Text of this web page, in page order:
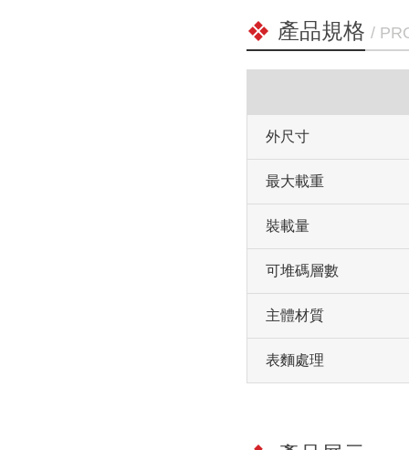
產品規格 /
外尺寸
最大載重
裝載量
可堆碼層數
主體材質
表麵處理